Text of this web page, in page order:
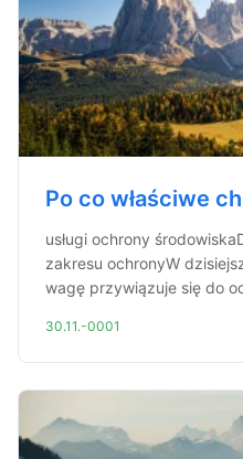
Po co właściwe
usługi ochrony
zakresu ochronyW
wagę przywiązuje się do
30.11.-0001